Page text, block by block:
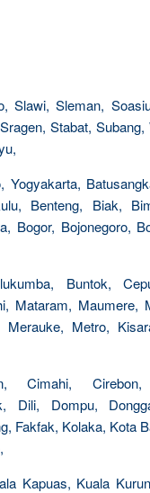
Slawi, Sleman,
Stabat,
Yogyakarta,
Benteng, Biak,
Bogor, Bojonegoro,
Buntok,
Mataram, Maumere,
Merauke, Metro,
Cimahi,
Dili, Dompu,
Fakfak, Kolaka, Kota
Kapuas, Kuala